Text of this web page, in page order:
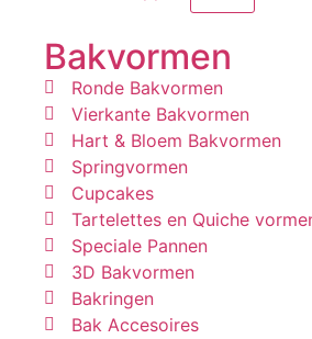
Bakvormen
Ronde Bakvormen
Vierkante Bakvormen
Hart & Bloem Bakvormen
Springvormen
Cupcakes
Tartelettes en Quiche
Speciale Pannen
3D Bakvormen
Bakringen
Bak Accesoires